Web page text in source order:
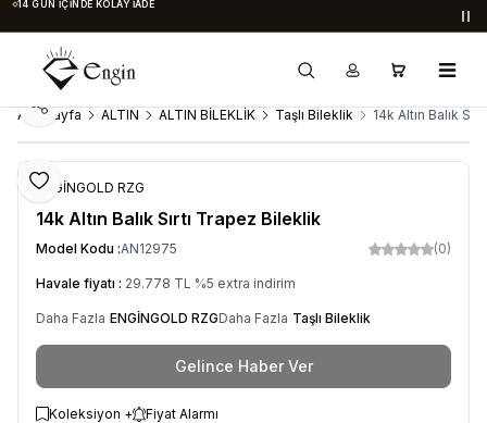
14 GÜN İÇINDE KOLAY İADE
Ana Sayfa ALTIN ALTIN BİLEKLİK Taşlı Bileklik 14k Altın Balık
Favoriye Ekle
Paylaş
ENGİNGOLD RZG
14k Altın Balık Sırtı Trapez Bileklik
Model Kodu :AN12975 (0)
Havale fiyatı : 29.778 TL %5 extra indirim
Daha Fazla ENGİNGOLD RZGDaha Fazla Taşlı Bileklik
Gelince Haber Ver
Koleksiyon + Fiyat Alarmı